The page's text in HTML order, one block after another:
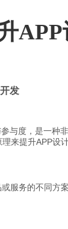
发
与度，是一种
来提升APP设
服务的不同